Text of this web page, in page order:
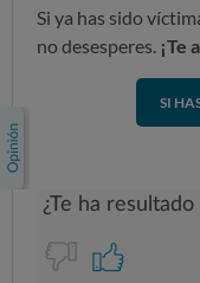
Si ya has sido
no desesperes. ¡Te
SI